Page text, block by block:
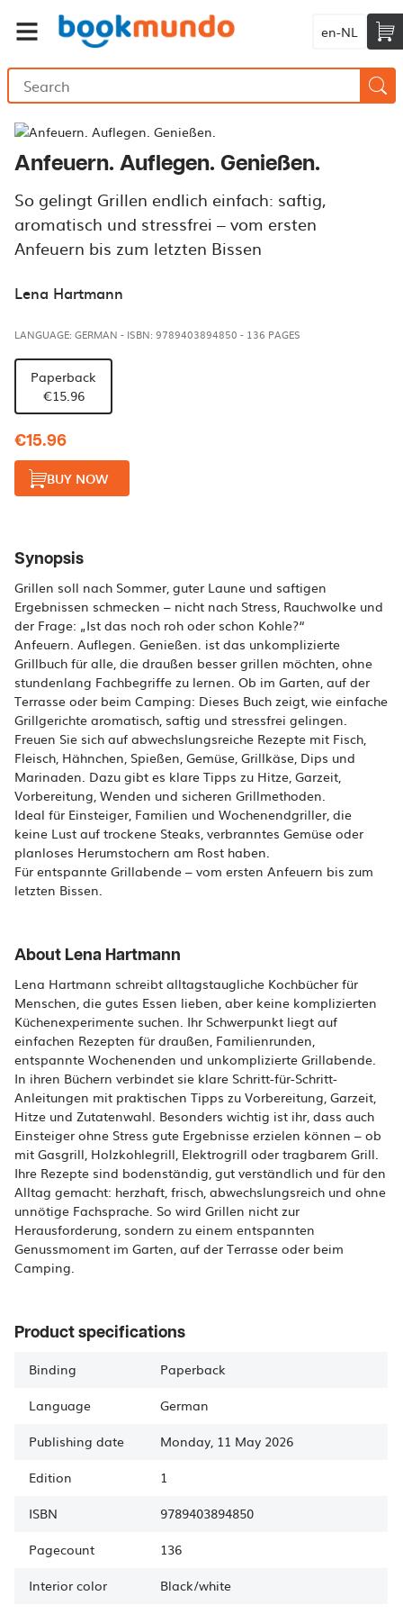
en-NL
Anfeuern. Auflegen. Genießen.
So gelingt Grillen endlich einfach: saftig,
aromatisch und stressfrei – vom ersten
Anfeuern bis zum letzten Bissen
Lena Hartmann
LANGUAGE: GERMAN - ISBN: 9789403894850 - 136 PAGES
Paperback
€15.96
€15.96
BUY NOW
Synopsis
Grillen soll nach Sommer, guter Laune und saftigen
Ergebnissen schmecken – nicht nach Stress, Rauchwolke und
der Frage: „Ist das noch roh oder schon Kohle?“
Anfeuern. Auflegen. Genießen. ist das unkomplizierte
Grillbuch für alle, die draußen besser grillen möchten, ohne
stundenlang Fachbegriffe zu lernen. Ob im Garten, auf der
Terrasse oder beim Camping: Dieses Buch zeigt, wie einfache
Grillgerichte aromatisch, saftig und stressfrei gelingen.
Freuen Sie sich auf abwechslungsreiche Rezepte mit Fisch,
Fleisch, Hähnchen, Spießen, Gemüse, Grillkäse, Dips und
Marinaden. Dazu gibt es klare Tipps zu Hitze, Garzeit,
Vorbereitung, Wenden und sicheren Grillmethoden.
Ideal für Einsteiger, Familien und Wochenendgriller, die
keine Lust auf trockene Steaks, verbranntes Gemüse oder
planloses Herumstochern am Rost haben.
Für entspannte Grillabende – vom ersten Anfeuern bis zum
letzten Bissen.
About Lena Hartmann
Lena Hartmann schreibt alltagstaugliche Kochbücher für
Menschen, die gutes Essen lieben, aber keine komplizierten
Küchenexperimente suchen. Ihr Schwerpunkt liegt auf
einfachen Rezepten für draußen, Familienrunden,
entspannte Wochenenden und unkomplizierte Grillabende.
In ihren Büchern verbindet sie klare Schritt-für-Schritt-
Anleitungen mit praktischen Tipps zu Vorbereitung, Garzeit,
Hitze und Zutatenwahl. Besonders wichtig ist ihr, dass auch
Einsteiger ohne Stress gute Ergebnisse erzielen können – ob
mit Gasgrill, Holzkohlegrill, Elektrogrill oder tragbarem Grill.
Ihre Rezepte sind bodenständig, gut verständlich und für den
Alltag gemacht: herzhaft, frisch, abwechslungsreich und ohne
unnötige Fachsprache. So wird Grillen nicht zur
Herausforderung, sondern zu einem entspannten
Genussmoment im Garten, auf der Terrasse oder beim
Camping.
Product specifications
Binding
Paperback
Language
German
Publishing date
Monday, 11 May 2026
Edition
1
ISBN
9789403894850
Pagecount
136
Interior color
Black/white